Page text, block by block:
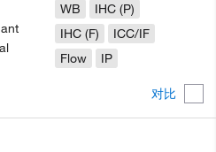
对比
WB
IHC (P)
IHC (F)
ICC/IF
Flow
IP